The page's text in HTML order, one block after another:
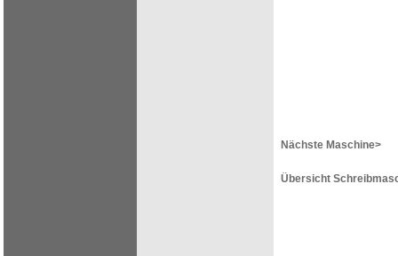
Nächste Maschine>
Übersicht